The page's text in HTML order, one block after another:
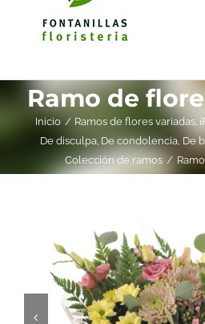
Ramo de
Inicio Ramos de flores variadas
De disculpa De condolencia De
Colección de ramos